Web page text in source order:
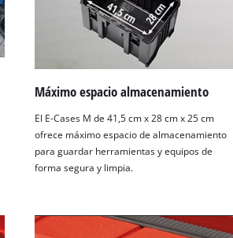
Máximo espacio almacenamiento
El E-Cases M de 41,5 cm x 28 cm x 25 cm
ofrece máximo espacio de almacenamiento
para guardar herramientas y equipos de
forma segura y limpia.